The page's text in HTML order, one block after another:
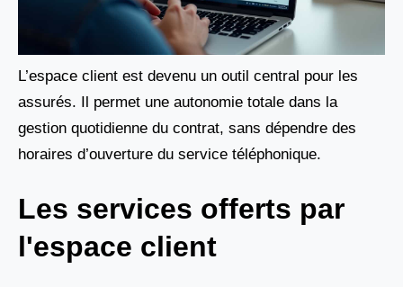
L’espace client est devenu un outil central pour les
assurés. Il permet une autonomie totale dans la
gestion quotidienne du contrat, sans dépendre des
horaires d’ouverture du service téléphonique.
Les services offerts par
l'espace client